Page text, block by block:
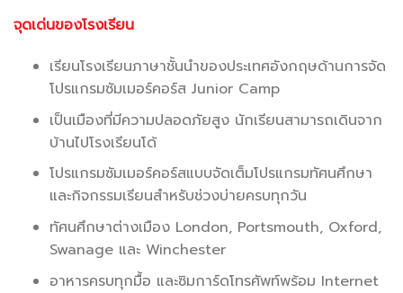
จุดเด่นของโรงเรียน
เรียนโรงเรียนภาษาชั้นนำของประเทศอังกฤษด้านการจัด
โปรแกรมซัมเมอร์คอร์ส Junior Camp
เป็นเมืองที่มีความปลอดภัยสูง นักเรียนสามารถเดินจาก
บ้านไปโรงเรียนโด้
โปรแกรมซัมเมอร์คอร์สแบบจัดเต็มโปรแกรมทัศนศึกษา
และกิจกรรมเรียนสำหรับช่วงบ่ายครบทุกวัน
ทัศนศึกษาต่างเมือง London, Portsmouth, Oxford,
Swanage และ Winchester
อาหารครบทุกมื้อ และซิมการ์ดโทรศัพท์พร้อม Internet